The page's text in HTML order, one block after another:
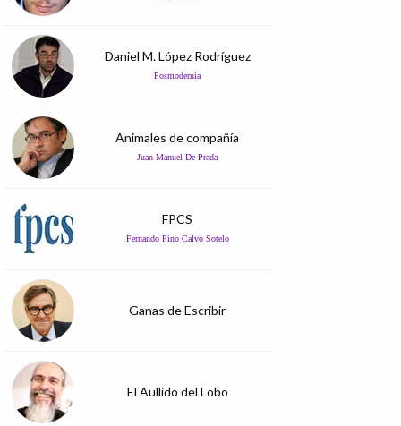
Daniel M. López Rodríguez
Posmodernia
Animales de compañía
Juan Manuel De Prada
FPCS
Fernando Pino Calvo Sotelo
Ganas de Escribir
El Aullido del Lobo